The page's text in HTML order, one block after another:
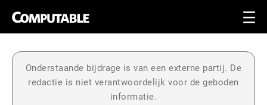
Onderstaande bijdrage is van een externe partij. De
redactie is niet verantwoordelijk voor de geboden
informatie.